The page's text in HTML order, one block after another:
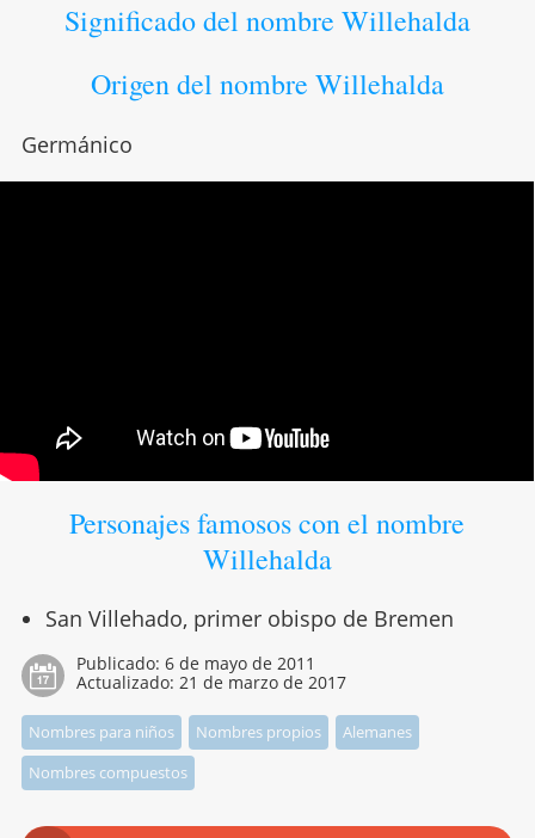
Significado del nombre Willehalda
Origen del nombre Willehalda
Germánico
Personajes famosos con el nombre
Willehalda
San Villehado, primer obispo de Bremen
Publicado: 6 de mayo de 2011
Actualizado: 21 de marzo de 2017
Nombres para niños Nombres propios
Alemanes
Nombres compuestos